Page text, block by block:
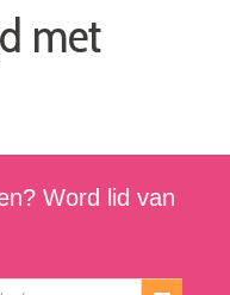
met
Word lid van